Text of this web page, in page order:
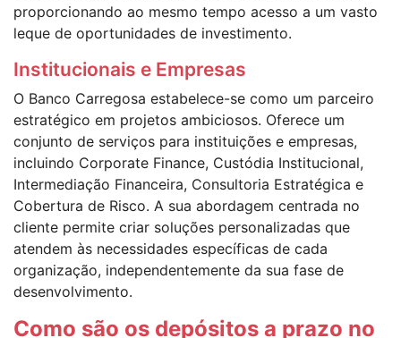
proporcionando ao mesmo tempo acesso a um vasto
leque de oportunidades de investimento.
Institucionais e Empresas
O Banco Carregosa estabelece-se como um parceiro
estratégico em projetos ambiciosos. Oferece um
conjunto de serviços para instituições e empresas,
incluindo Corporate Finance, Custódia Institucional,
Intermediação Financeira, Consultoria Estratégica e
Cobertura de Risco. A sua abordagem centrada no
cliente permite criar soluções personalizadas que
atendem às necessidades específicas de cada
organização, independentemente da sua fase de
desenvolvimento.
Como são os depósitos a prazo no